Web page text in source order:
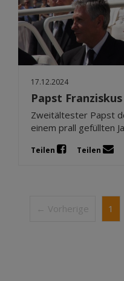
17.12.2024
Papst
Zweitältester Papst
einem prall gefüllten
Teilen Teilen
← Vorherige 1